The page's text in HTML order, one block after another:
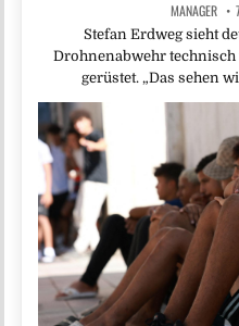
MANAGER
Stefan Erdweg sieht
Drohnenabwehr
gerüstet. „Das sehen